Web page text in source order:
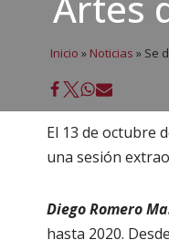
Inicio » Noticias » Se
El 13 de octubre
una sesión
Diego Romero
hasta 2020.